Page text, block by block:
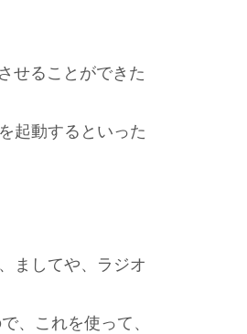
せることができた
起動するといった
ましてや、ラジオ
、これを使って、